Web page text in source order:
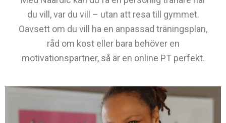
du vill, var du vill – utan att resa till gymmet.
Oavsett om du vill ha en anpassad träningsplan,
råd om kost eller bara behöver en
motivationspartner, så är en online PT perfekt.